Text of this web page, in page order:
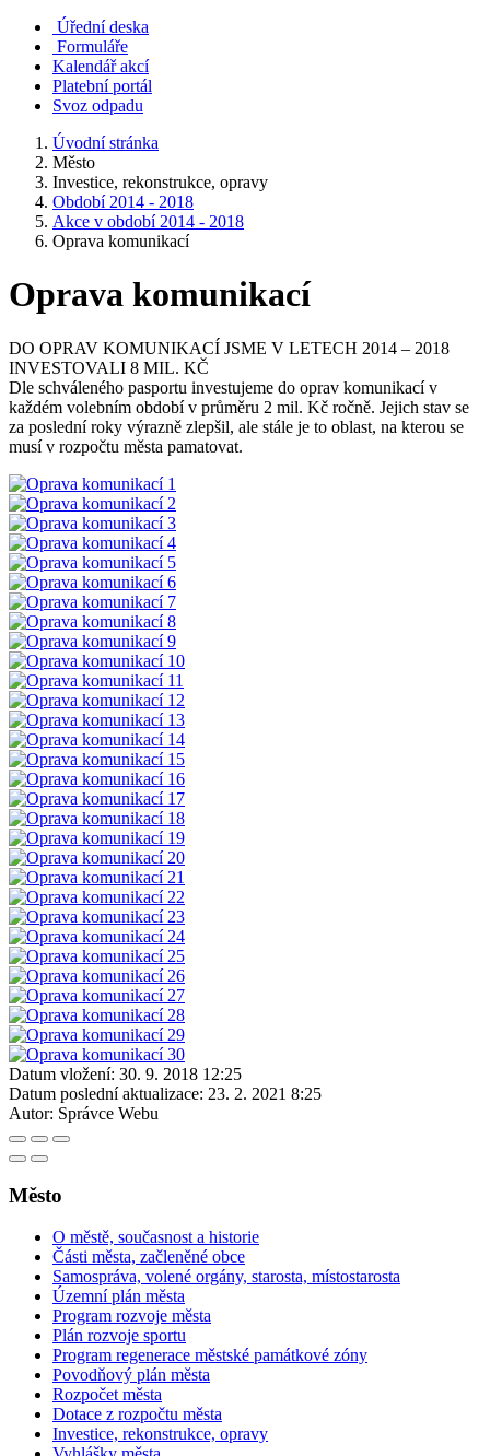
Úřední deska
Formuláře
Kalendář akcí
Platební portál
Svoz odpadu
Úvodní stránka
Město
Investice, rekonstrukce, opravy
Období 2014 - 2018
Akce v období 2014 - 2018
Oprava komunikací
Oprava komunikací
DO OPRAV KOMUNIKACÍ JSME V LETECH 2014 – 2018
INVESTOVALI 8 MIL. KČ
Dle schváleného pasportu investujeme do oprav komunikací v
každém volebním období v průměru 2 mil. Kč ročně. Jejich stav se
za poslední roky výrazně zlepšil, ale stále je to oblast, na kterou se
musí v rozpočtu města pamatovat.
Datum vložení: 30. 9. 2018 12:25
Datum poslední aktualizace: 23. 2. 2021 8:25
Autor: Správce Webu
Město
O městě, současnost a historie
Části města, začleněné obce
Samospráva, volené orgány, starosta, místostarosta
Územní plán města
Program rozvoje města
Plán rozvoje sportu
Program regenerace městské památkové zóny
Povodňový plán města
Rozpočet města
Dotace z rozpočtu města
Investice, rekonstrukce, opravy